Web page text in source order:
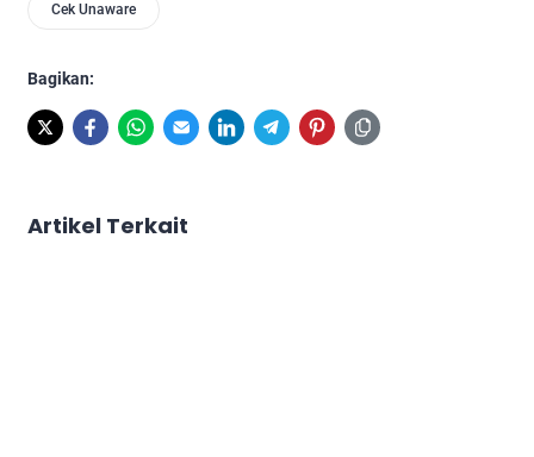
Cek Unaware
Bagikan:
Artikel Terkait